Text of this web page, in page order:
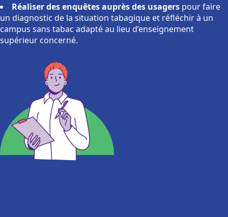
Réaliser des enquêtes auprès des usagers pour faire
un diagnostic de la situation tabagique et réfléchir à un
campus sans tabac adapté au lieu d’enseignement
supérieur concerné.